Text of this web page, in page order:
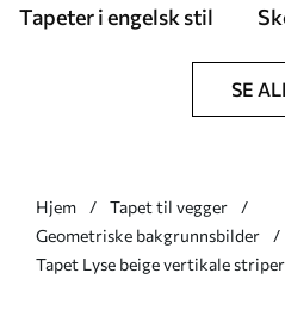
Tapeter i engelsk stil
SE
Hjem
Tapet til vegger
Geometriske bakgrunnsbilder
Tapet Lyse beige vertikale